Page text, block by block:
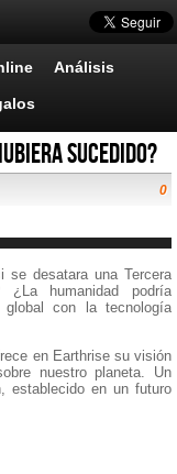
Análisis
sucedido?
0
se desatara una Tercera
¿La humanidad podría
con la tecnología
en Earthrise su visión
nuestro planeta. Un
establecido en un futuro